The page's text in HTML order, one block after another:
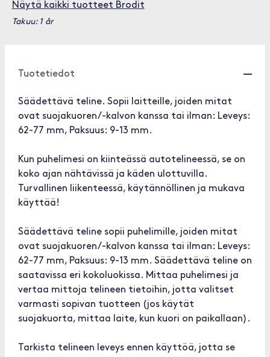
Näytä kaikki tuotteet Brodit
Takuu: 1 år
Tuotetiedot
Säädettävä teline. Sopii laitteille, joiden mitat
ovat suojakuoren/-kalvon kanssa tai ilman: Leveys:
62-77 mm, Paksuus: 9-13 mm.
Kun puhelimesi on kiinteässä autotelineessä, se on
koko ajan nähtävissä ja käden ulottuvilla.
Turvallinen liikenteessä, käytännöllinen ja mukava
käyttää!
Säädettävä teline sopii puhelimille, joiden mitat
ovat suojakuoren/-kalvon kanssa tai ilman: Leveys:
62-77 mm, Paksuus: 9-13 mm. Säädettävä teline on
saatavissa eri kokoluokissa. Mittaa puhelimesi ja
vertaa mittoja telineen tietoihin, jotta valitset
varmasti sopivan tuotteen (jos käytät
suojakuorta, mittaa laite, kun kuori on paikallaan).
Tarkista telineen leveys ennen käyttöä, jotta se